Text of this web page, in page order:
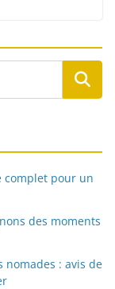
complet pour un
des moments
: avis de